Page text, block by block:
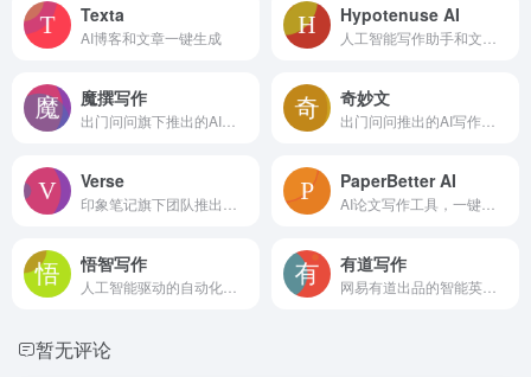
Texta
AI博客和文章一键生成
Hypotenuse AI
魔撰写作 奇妙文
Verse PaperBetter AI
悟智写作 有道写作
暂无评论